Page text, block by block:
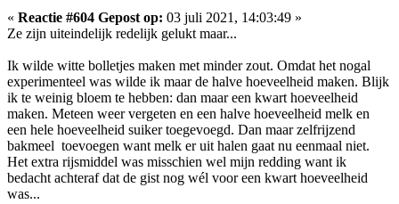
« Reactie #604 Gepost op: 03 juli 2021, 14:03:49 »
Ze zijn uiteindelijk redelijk gelukt maar...
Ik wilde witte bolletjes maken met minder zout. Omdat het nogal
experimenteel was wilde ik maar de halve hoeveelheid maken. Blijk
ik te weinig bloem te hebben: dan maar een kwart hoeveelheid
maken. Meteen weer vergeten en een halve hoeveelheid melk en
een hele hoeveelheid suiker toegevoegd. Dan maar zelfrijzend
bakmeel toevoegen want melk er uit halen gaat nu eenmaal niet.
Het extra rijsmiddel was misschien wel mijn redding want ik
bedacht achteraf dat de gist nog wél voor een kwart hoeveelheid
was...